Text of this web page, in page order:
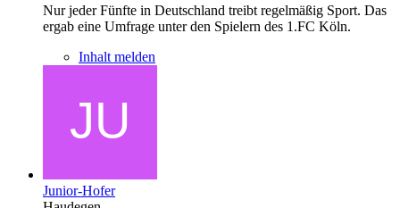
Nur jeder Fünfte in Deutschland treibt regelmäßig Sport. Das
ergab eine Umfrage unter den Spielern des 1.FC Köln.
Inhalt melden
Junior-Hofer